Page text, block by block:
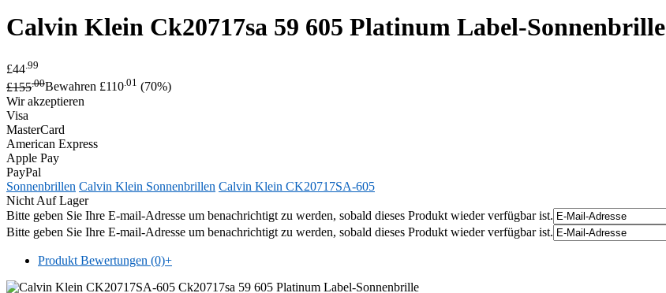
Calvin Klein Ck20717sa 59 605 Platinum Label-Sonnenbrille
£44 .99
£155.00Bewahren £110.01 (70%)
Wir akzeptieren
Visa
MasterCard
American Express
Apple Pay
PayPal
Sonnenbrillen Calvin Klein Sonnenbrillen Calvin Klein CK20717SA-605
Nicht Auf Lager
Bitte geben Sie Ihre E-mail-Adresse um benachrichtigt zu werden, sobald dieses Produkt wieder verfügbar ist.
Bitte geben Sie Ihre E-mail-Adresse um benachrichtigt zu werden, sobald dieses Produkt wieder verfügbar ist.
Produkt Bewertungen (0)+